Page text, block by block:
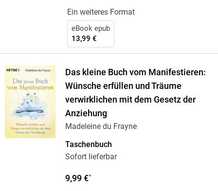
Ein weiteres Format
eBook epub
13,99 €
Das kleine Buch vom Manifestieren:
Wünsche erfüllen und Träume
verwirklichen mit dem Gesetz der
Anziehung
Madeleine du Frayne
Taschenbuch
Sofort lieferbar
9,99 €*